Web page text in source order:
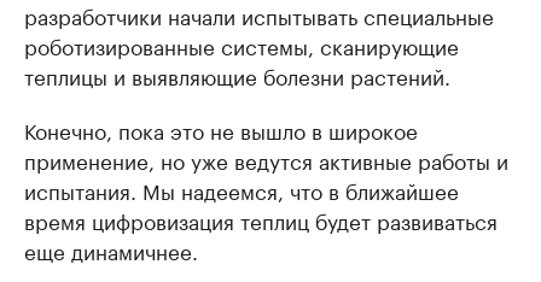
разработчики начали испытывать специальные
роботизированные системы, сканирующие
теплицы и выявляющие болезни растений.
Конечно, пока это не вышло в широкое
применение, но уже ведутся активные работы и
испытания. Мы надеемся, что в ближайшее
время цифровизация теплиц будет развиваться
еще динамичнее.